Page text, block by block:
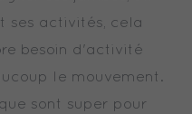
ses activités, cela
besoin d'activité
le mouvement.
sont super pour